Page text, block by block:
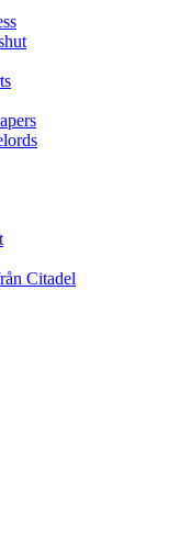
Citadel